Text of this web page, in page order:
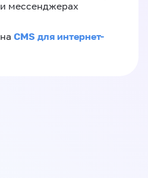
мессенджерах
CMS для интернет-